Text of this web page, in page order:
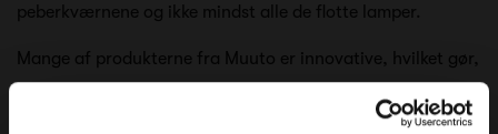
peberkværnene og ikke mindst alle de flotte lamper.
Mange af produkterne fra Muuto er innovative, hvilket gør,
at designerne får frihed til at udfolde sig kreativt. Derfor
kan designerens personlighed også tit ses i de mange